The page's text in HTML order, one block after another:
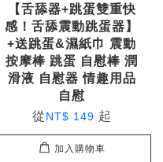
【舌舔器+跳蛋雙重快
感！舌舔震動跳蛋器】
+送跳蛋&濕紙巾 震動
按摩棒 跳蛋 自慰棒 潤
滑液 自慰器 情趣用品
自慰
從NT$ 149 起
加入購物車